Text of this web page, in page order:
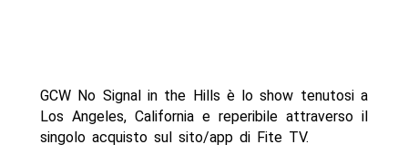
GCW No Signal in the Hills è lo show tenutosi a
Los Angeles, California e reperibile attraverso il
singolo acquisto sul sito/app di Fite TV.